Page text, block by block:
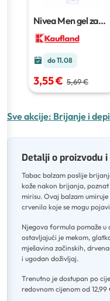
Nivea Men gel za
do 11.08
3,55 € 5,69 €
Sve akcije: Brijanje i
Detalji o proizvodu
Tabac balzam poslije
kože nakon brijanja,
mirisu. Ovaj balzam
crvenilo koje se mogu
Njegova formula pomaže
ostavljajući je mekom,
mješavina začinskih,
i ugodan doživljaj.
Trenutno je dostupan po
redovnom cijenom od 12,99